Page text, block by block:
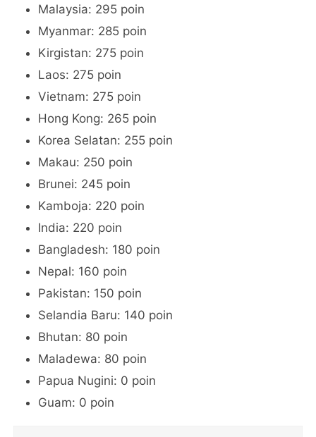
Malaysia: 295 poin
Myanmar: 285 poin
Kirgistan: 275 poin
Laos: 275 poin
Vietnam: 275 poin
Hong Kong: 265 poin
Korea Selatan: 255 poin
Makau: 250 poin
Brunei: 245 poin
Kamboja: 220 poin
India: 220 poin
Bangladesh: 180 poin
Nepal: 160 poin
Pakistan: 150 poin
Selandia Baru: 140 poin
Bhutan: 80 poin
Maladewa: 80 poin
Papua Nugini: 0 poin
Guam: 0 poin